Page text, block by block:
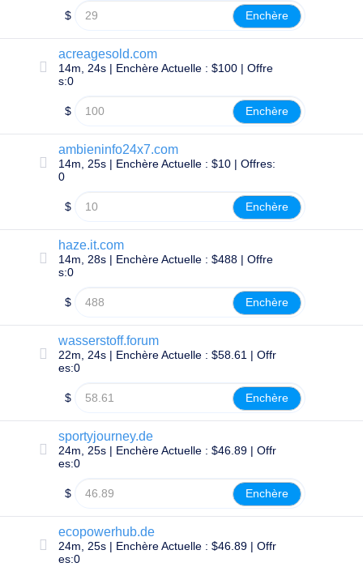
Enchères
sur
Expirés
Ventes
aux
enchères
registre
de
Dernière
Chance
Liquidation
d'utilisateurs
Listes
d'utilisateurs
Enchères
Utilisateurs
Premium
Outils
précommande
Enchères
Domaines
Ressources
noms
de
domaine
$ Enchère
acreagesold.com
14m, 24s | Enchère Actuelle : $100 | Offre
s:0
$ Enchère
ambieninfo24x7.com
14m, 25s | Enchère Actuelle : $10 | Offres:
0
$ Enchère
haze.it.com
14m, 28s | Enchère Actuelle : $488 | Offre
s:0
$ Enchère
wasserstoff.forum
22m, 24s | Enchère Actuelle : $58.61 | Offr
es:0
$ Enchère
sportyjourney.de
24m, 25s | Enchère Actuelle : $46.89 | Offr
es:0
$ Enchère
ecopowerhub.de
24m, 25s | Enchère Actuelle : $46.89 | Offr
es:0